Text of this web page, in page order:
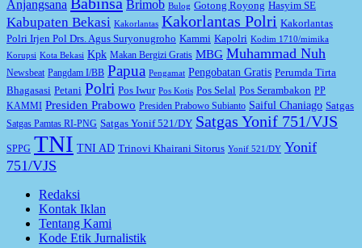
Anjangsana Babinsa Brimob Bulog Gotong Royong Hasyim SE
Kabupaten Bekasi Kakorlantas Kakorlantas Polri Kakorlantas
Polri Irjen Pol Drs. Agus Suryonugroho Kammi Kapolri Kodim 1710/mimika
Korupsi Kota Bekasi Kpk Makan Bergizi Gratis MBG Muhammad Nuh
Newsbeat Pangdam I/BB Papua Pengamat Pengobatan Gratis Perumda Tirta
Bhagasasi Petani Polri Pos Iwur Pos Kotis Pos Selal Pos Serambakon PP
KAMMI Presiden Prabowo Presiden Prabowo Subianto Saiful Chaniago Satgas
Satgas Pamtas RI-PNG Satgas Yonif 521/DY Satgas Yonif 751/VJS
SPPG TNI TNI AD Trinovi Khairani Sitorus Yonif 521/DY Yonif
751/VJS
Redaksi
Kontak Iklan
Tentang Kami
Kode Etik Jurnalistik